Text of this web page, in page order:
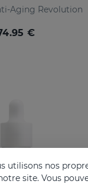
Aging Revolution
€
utilisons nos
site. Vous